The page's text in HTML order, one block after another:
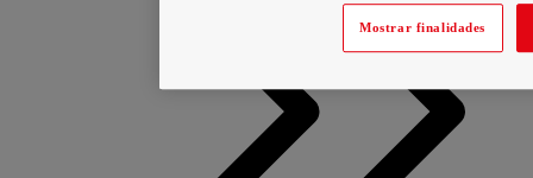
Mostrar finalidades